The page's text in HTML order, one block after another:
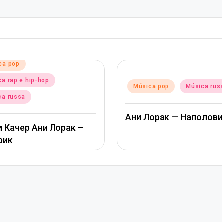
pop Música russa
— Наполовину
Posted
in
Música pop Música
Пообещай